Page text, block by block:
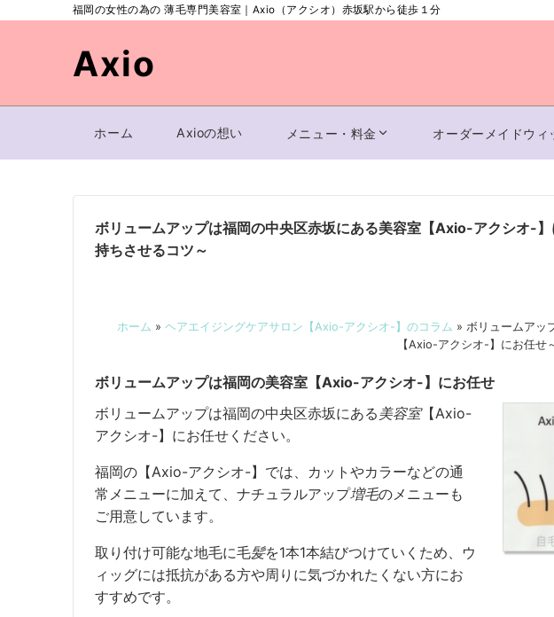
福岡の女性の為の 薄毛専門美容室｜Axio（アクシオ）赤坂駅から徒歩１分
Axio
ホーム Axioの想い メニュー・料金 オーダーメイドウィ
ボリュームアップは福岡の中央区赤坂にある美容室【Axio-アクシオ-
持ちさせるコツ～
ホーム » ヘアエイジングケアサロン【Axio-アクシオ-】のコラム » ボリュームアッ
【Axio-アクシオ-】にお任せ
ボリュームアップは福岡の美容室【Axio-アクシオ-】にお任せ
ボリュームアップは福岡の中央区赤坂にある 美容室【Axio-
アクシオ-】にお任せください。
福岡の【Axio-アクシオ-】では、カットやカラーなどの通
常メニューに加えて、ナチュラルアップ増毛のメニューも
ご用意しています。
取り付け可能な地毛に毛髪を1本1本結びつけていくため、ウ
ィッグには抵抗がある方や周りに気づかれたくない方にお
すすめです。